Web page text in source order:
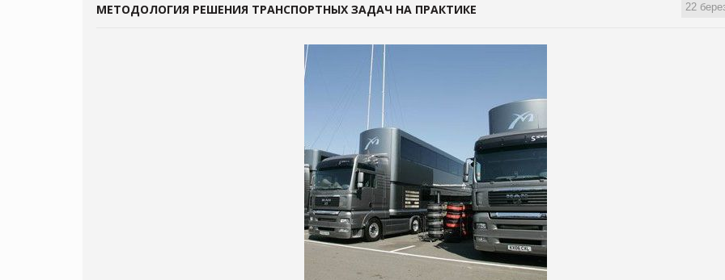
22
МЕТОДОЛОГИЯ РЕШЕНИЯ ТРАНСПОРТНЫХ ЗАДАЧ НА ПРАКТИКЕ